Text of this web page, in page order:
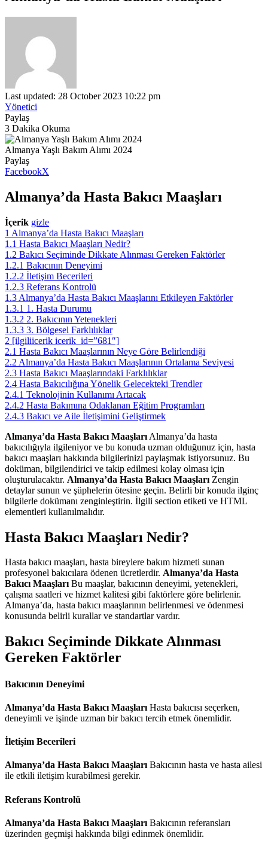
Last updated: 28 October 2023 10:22 pm
Yönetici
Paylaş
3 Dakika Okuma
Almanya Yaşlı Bakım Alımı 2024
Paylaş
FacebookX
Almanya’da Hasta Bakıcı Maaşları
İçerik gizle
1 Almanya’da Hasta Bakıcı Maaşları
1.1 Hasta Bakıcı Maaşları Nedir?
1.2 Bakıcı Seçiminde Dikkate Alınması Gereken Faktörler
1.2.1 Bakıcının Deneyimi
1.2.2 İletişim Becerileri
1.2.3 Referans Kontrolü
1.3 Almanya’da Hasta Bakıcı Maaşlarını Etkileyen Faktörler
1.3.1 1. Hasta Durumu
1.3.2 2. Bakıcının Yetenekleri
1.3.3 3. Bölgesel Farklılıklar
2 [ilgiliicerik icerik_id=”681″]
2.1 Hasta Bakıcı Maaşlarının Neye Göre Belirlendiği
2.2 Almanya’da Hasta Bakıcı Maaşlarının Ortalama Seviyesi
2.3 Hasta Bakıcı Maaşlarındaki Farklılıklar
2.4 Hasta Bakıcılığına Yönelik Gelecekteki Trendler
2.4.1 Teknolojinin Kullanımı Artacak
2.4.2 Hasta Bakımına Odaklanan Eğitim Programları
2.4.3 Bakıcı ve Aile İletişimini Geliştirmek
Almanya’da Hasta Bakıcı Maaşları Almanya’da hasta
bakıcılığıyla ilgileniyor ve bu konuda uzman olduğunuz için, hasta
bakıcı maaşları hakkında bilgilerinizi paylaşmak istiyorsunuz. Bu
doküman, bilgilendirici ve takip edilmesi kolay olması için
oluşturulacaktır. Almanya’da Hasta Bakıcı Maaşları Zengin
detaylar sunun ve şüphelerin ötesine geçin. Belirli bir konuda ilginç
bilgilerle dokümanı zenginleştirin. İlgili section etiketi ve HTML
elementleri kullanılmalıdır.
Hasta Bakıcı Maaşları Nedir?
Hasta bakıcı maaşları, hasta bireylere bakım hizmeti sunan
profesyonel bakıcılara ödenen ücretlerdir. Almanya’da Hasta
Bakıcı MaaşlarıBu maaşlar, bakıcının deneyimi, yetenekleri,
çalışma saatleri ve hizmet kalitesi gibi faktörlere göre belirlenir.
Almanya’da, hasta bakıcı maaşlarının belirlenmesi ve ödenmesi
konusunda belirli kurallar ve standartlar vardır.
Bakıcı Seçiminde Dikkate Alınması
Gereken Faktörler
Bakıcının Deneyimi
Almanya’da Hasta Bakıcı Maaşları Hasta bakıcısı seçerken,
deneyimli ve işinde uzman bir bakıcı tercih etmek önemlidir.
İletişim Becerileri
Almanya’da Hasta Bakıcı MaaşlarıBakıcının hasta ve hasta ailesi
ile etkili iletişim kurabilmesi gerekir.
Referans Kontrolü
Almanya’da Hasta Bakıcı Maaşları Bakıcının referansları
üzerinden geçmişi hakkında bilgi edinmek önemlidir.